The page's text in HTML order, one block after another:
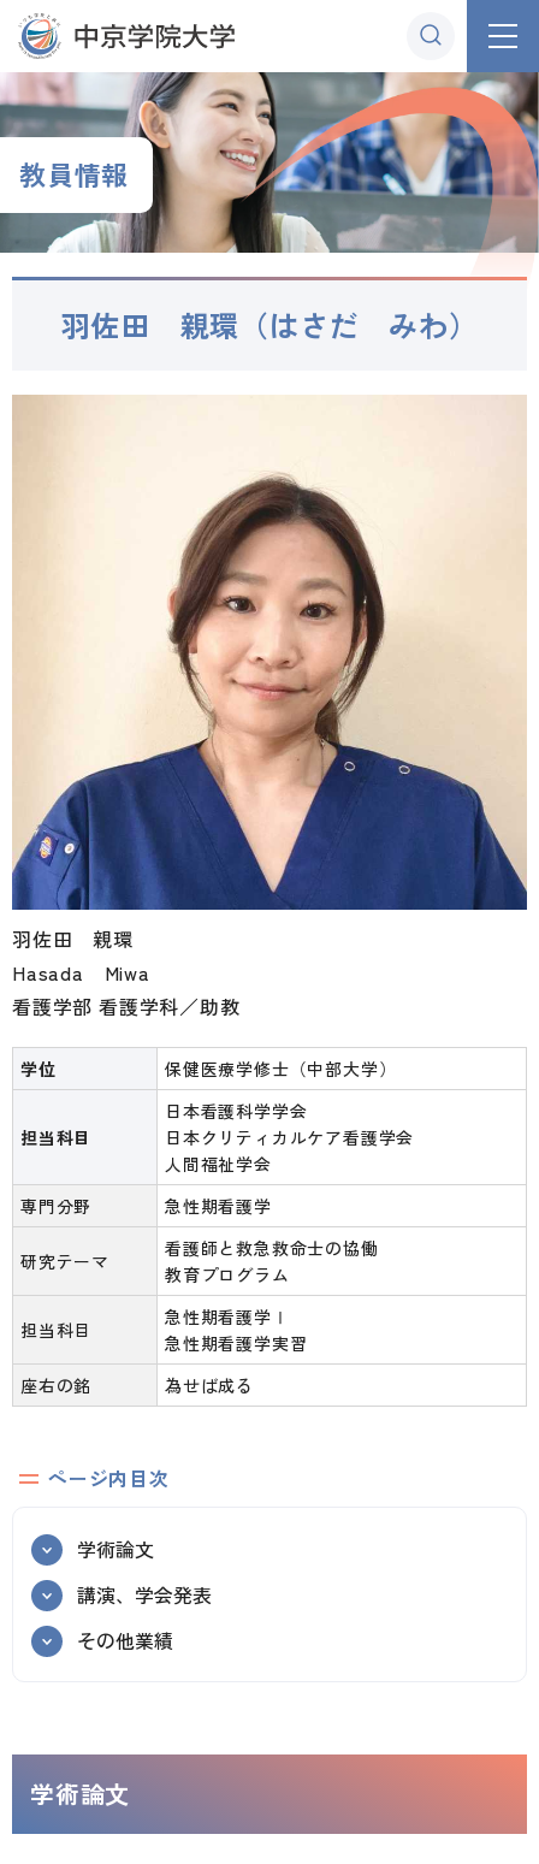
グ
ロ
ー
バ
ナ
ビ
ゲ
ー
ン
本
文
へ
ロ
ー
カ
ル
ビ
ゲ
ー
シ
へ
フ
ッ
タ
ー
教員情報
羽佐田 親環（はさだ みわ）
羽佐田 親環
Hasada Miwa
看護学部 看護学科／助教
学位 保健医療学修士（中部大学）
担当科目
日本看護科学学会
日本クリティカルケア看護学会
人間福祉学会
専門分野
急性期看護学
研究テーマ
看護師と救急救命士の協働
教育プログラム
担当科目
急性期看護学Ⅰ
急性期看護学実習
座右の銘
為せば成る
ページ内目次
学術論文
講演、学会発表
その他業績
学術論文